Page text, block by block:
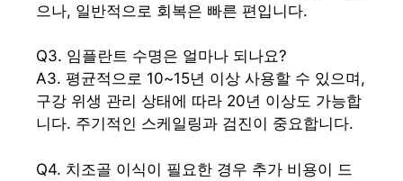
으나, 일반적으로 회복은 빠른 편입니다.
Q3. 임플란트 수명은 얼마나 되나요?
A3. 평균적으로 10~15년 이상 사용할 수 있으며,
구강 위생 관리 상태에 따라 20년 이상도 가능합
니다. 주기적인 스케일링과 검진이 중요합니다.
Q4. 치조골 이식이 필요한 경우 추가 비용이 드